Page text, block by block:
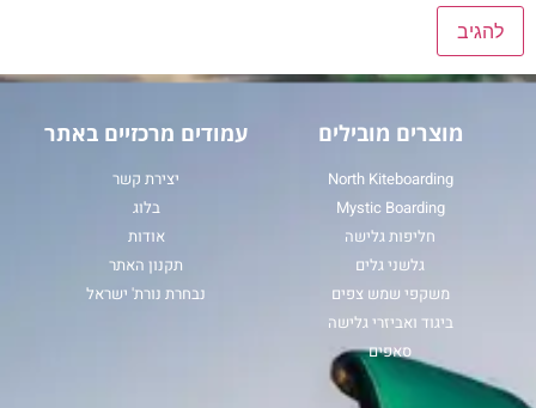
מוצרים מובילים
North Kiteboarding
Mystic Boarding
חליפות גלישה
גלשני גלים
משקפי שמש צפים
ביגוד ואביזרי גלישה
סאפים
עמודים מרכזיים באתר
יצירת קשר
בלוג
אודות
תקנון האתר
נבחרת נורת' ישראל